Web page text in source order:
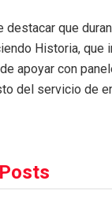
destacar que
Historia, que
apoyar con
del servicio de
Posts